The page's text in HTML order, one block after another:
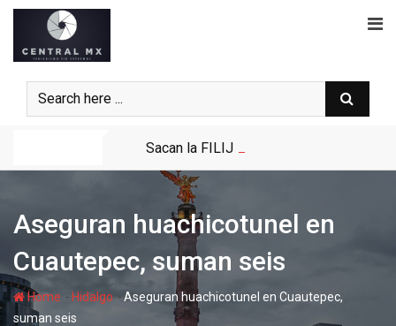
Skip
content
Sacan la FILIJ Hidalgo del Ferrocarril;
Aseguran huachicotunel en
Cuautepec, suman seis
Home - Hidalgo-Aseguran huachicotunel en Cuautepec,
suman seis